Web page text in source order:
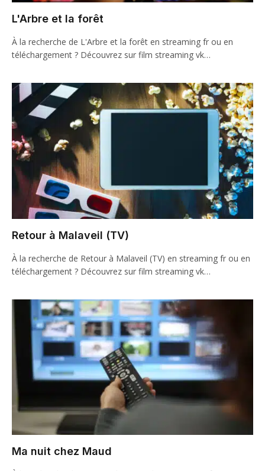
L'Arbre et la forêt
À la recherche de L'Arbre et la forêt en streaming fr ou en
téléchargement ? Découvrez sur film streaming vk…
Retour à Malaveil (TV)
À la recherche de Retour à Malaveil (TV) en streaming fr ou en
téléchargement ? Découvrez sur film streaming vk…
Ma nuit chez Maud